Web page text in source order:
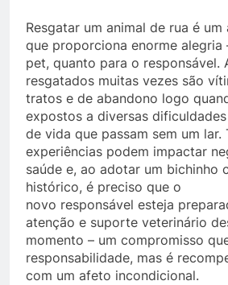
Resgatar um animal de rua é
que proporciona enorme alegria
pet, quanto para o responsável.
resgatados muitas vezes são
tratos e de abandono logo
expostos a diversas
de vida que passam sem um lar.
experiências podem impactar
saúde e, ao adotar um bichinho
histórico, é preciso que o
novo responsável esteja
atenção e suporte veterinário
momento – um compromisso
responsabilidade, mas é
com um afeto incondicional.